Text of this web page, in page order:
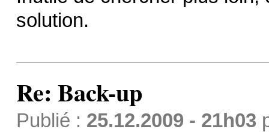
solution.
Re: Back-up
Publié : 25.12.2009 - 21h03